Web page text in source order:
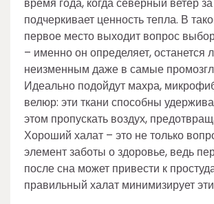
время года, когда северный ветер
подчеркивает ценность тепла. В
первое место выходит вопрос
– именно он определяет, останется
неизменным даже в самые
Идеально подойдут махра,
велюр: эти ткани способны
этом пропускать воздух,
Хороший халат – это не только
элемент заботы о здоровье, ведь
после сна может привести к
правильный халат минимизирует